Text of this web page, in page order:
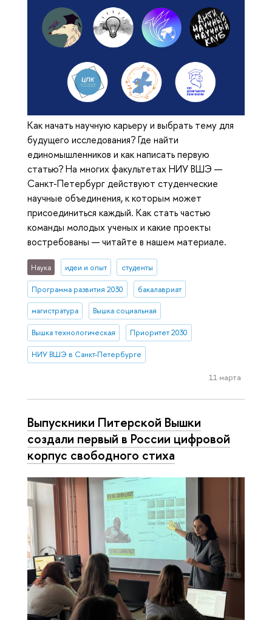
Как начать научную карьеру и выбрать тему для
будущего исследования? Где найти
единомышленников и как написать первую
статью? На многих факультетах НИУ ВШЭ —
Санкт-Петербург действуют студенческие
научные объединения, к которым может
присоединиться каждый. Как стать частью
команды молодых ученых и какие проекты
востребованы — читайте в нашем материале.
Наука идеи и опыт студенты
Программа развития 2030 бакалавриат
магистратура Вышка социальная
Вышка технологическая Приоритет 2030
НИУ ВШЭ в Санкт-Петербурге
11 марта
Выпускники Питерской Вышки
создали первый в России цифровой
корпус свободного стиха